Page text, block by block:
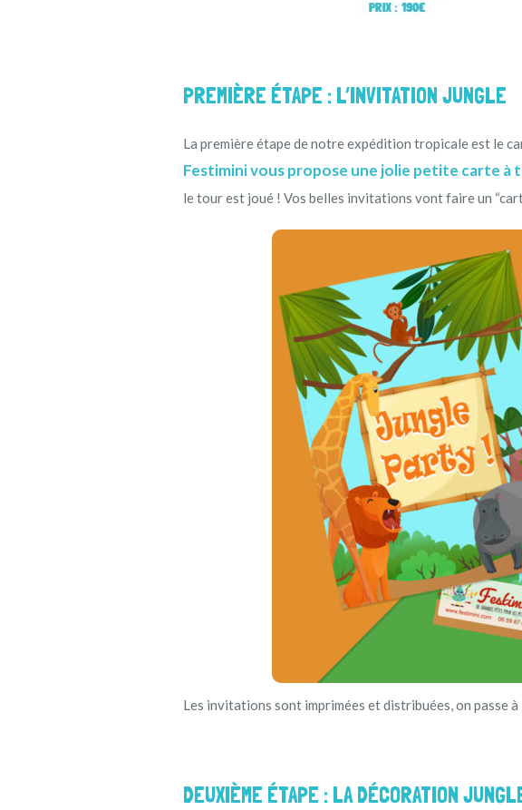
PREMIÈRE ÉTAPE : L’INVITATION JUNGLE
La première étape de notre expédition tropicale est le
Festimini vous propose une jolie petite carte à
le tour est joué ! Vos belles invitations vont faire un
Les invitations sont imprimées et distribuées, on passe à
DEUXIÈME ÉTAPE : LA DÉCORATION